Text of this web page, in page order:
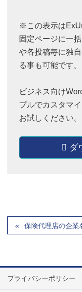
※この表示は
固定ページに一
や各投稿毎に独
る事も可能です。
ビジネス向け
プルでカスタマ
お試しください。
ダ
保険代理店の企業
プライバシーポリシー